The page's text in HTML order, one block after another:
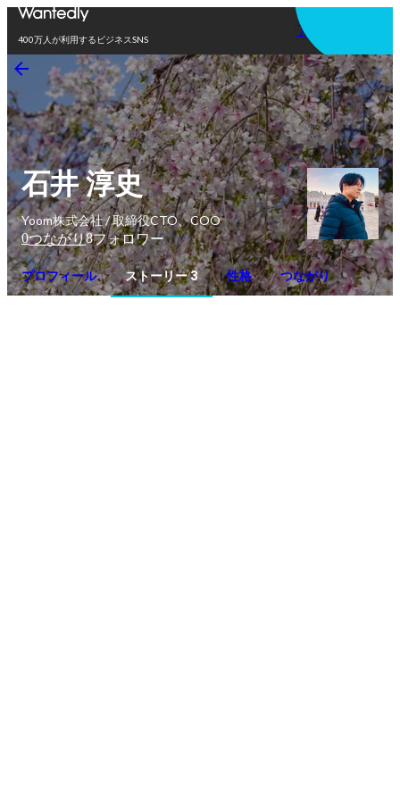
400万人が利用するビジネスSNS
アプリを使う
石井 淳史
Yoom株式会社 / 取締役CTO、COO
0つながり8フォロワー
プロフィール ストーリー 3 性格 つながり